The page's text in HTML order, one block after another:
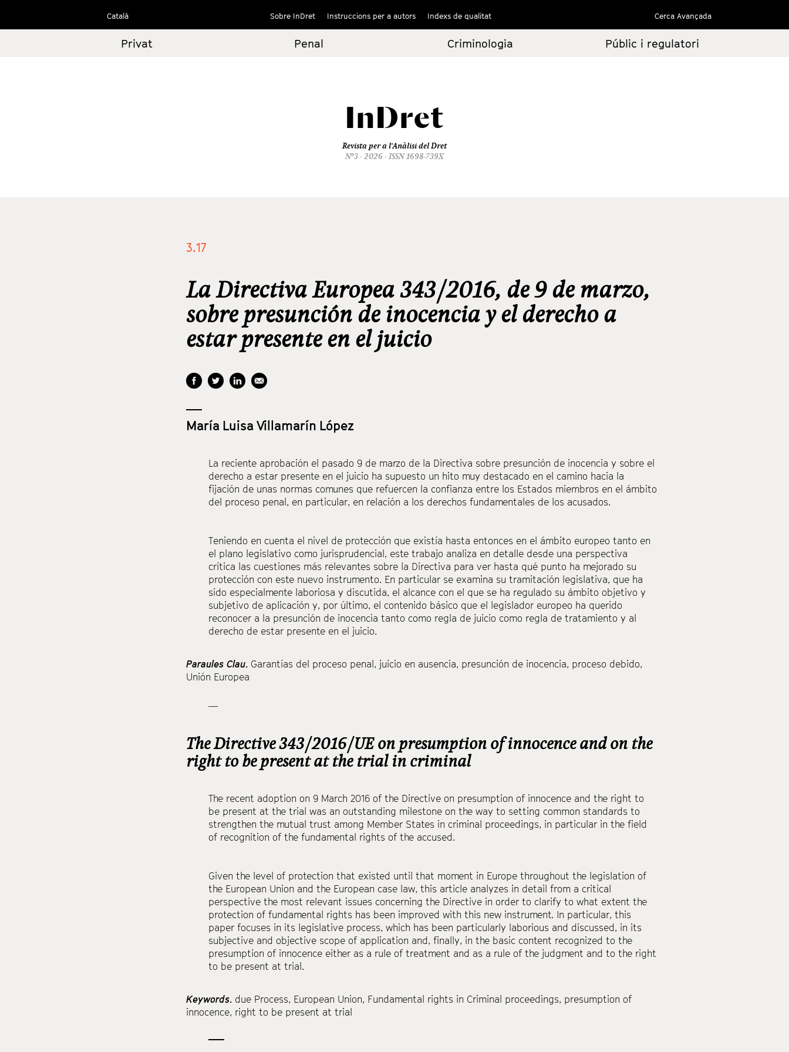
contenido
Català Sobre InDret Instruccions per a autors Indexs de qualitat Cerca Avançada
Privat Penal Criminologia Públic i regulatori
InDret
Revista per a l'Anàlisi del Dret
Nº3 - 2026 - ISSN 1698-739X
3.17
La Directiva Europea 343/2016, de 9 de marzo,
sobre presunción de inocencia y el derecho a
estar presente en el juicio
María Luisa Villamarín López
La reciente aprobación el pasado 9 de marzo de la Directiva sobre presunción de inocencia y sobre el
derecho a estar presente en el juicio ha supuesto un hito muy destacado en el camino hacia la
fijación de unas normas comunes que refuercen la confianza entre los Estados miembros en el ámbito
del proceso penal, en particular, en relación a los derechos fundamentales de los acusados.
Teniendo en cuenta el nivel de protección que existía hasta entonces en el ámbito europeo tanto en
el plano legislativo como jurisprudencial, este trabajo analiza en detalle desde una perspectiva
crítica las cuestiones más relevantes sobre la Directiva para ver hasta qué punto ha mejorado su
protección con este nuevo instrumento. En particular se examina su tramitación legislativa, que ha
sido especialmente laboriosa y discutida, el alcance con el que se ha regulado su ámbito objetivo y
subjetivo de aplicación y, por último, el contenido básico que el legislador europeo ha querido
reconocer a la presunción de inocencia tanto como regla de juicio como regla de tratamiento y al
derecho de estar presente en el juicio.
Paraules Clau. Garantías del proceso penal, juicio en ausencia, presunción de inocencia, proceso debido,
Unión Europea
—
The Directive 343/2016/UE on presumption of innocence and on the
right to be present at the trial in criminal
The recent adoption on 9 March 2016 of the Directive on presumption of innocence and the right to
be present at the trial was an outstanding milestone on the way to setting common standards to
strengthen the mutual trust among Member States in criminal proceedings, in particular in the field
of recognition of the fundamental rights of the accused.
Given the level of protection that existed until that moment in Europe throughout the legislation of
the European Union and the European case law, this article analyzes in detail from a critical
perspective the most relevant issues concerning the Directive in order to clarify to what extent the
protection of fundamental rights has been improved with this new instrument. In particular, this
paper focuses in its legislative process, which has been particularly laborious and discussed, in its
subjective and objective scope of application and, finally, in the basic content recognized to the
presumption of innocence either as a rule of treatment and as a rule of the judgment and to the right
to be present at trial.
Keywords. due Process, European Union, Fundamental rights in Criminal proceedings, presumption of
innocence, right to be present at trial